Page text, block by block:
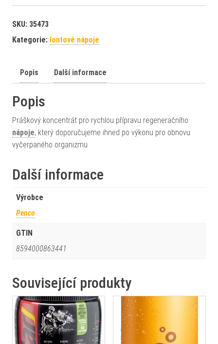
SKU: 35473
Kategorie: Iontové nápoje
Popis Další informace
Popis
Práškový koncentrát pro rychlou přípravu regeneračního
nápoje, který doporučujeme ihned po výkonu pro obnovu
vyčerpaného organizmu.
Další informace
Výrobce
Penco
GTIN
8594000863441
Související produkty